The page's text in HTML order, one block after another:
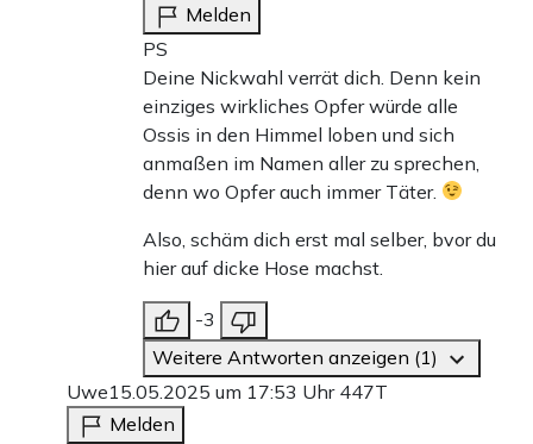
Melden
PS
Deine Nickwahl verrät dich. Denn kein
einziges wirkliches Opfer würde alle
Ossis in den Himmel loben und sich
anmaßen im Namen aller zu sprechen,
denn wo Opfer auch immer Täter.
Also, schäm dich erst mal selber, bvor du
hier auf dicke Hose machst.
-3
Weitere Antworten anzeigen (1)
Uwe15.05.2025 um 17:53 Uhr 447T
Melden